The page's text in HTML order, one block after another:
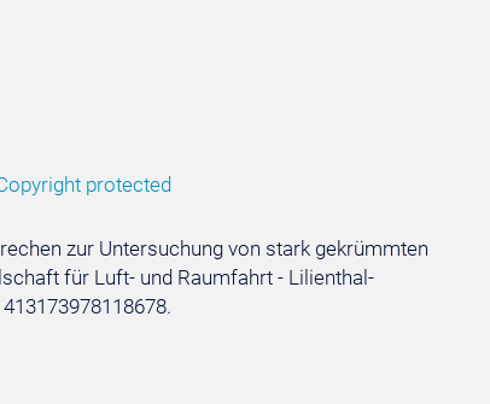
protected
zur Untersuchung von stark gekrümmten
für Luft- und Raumfahrt - Lilienthal-